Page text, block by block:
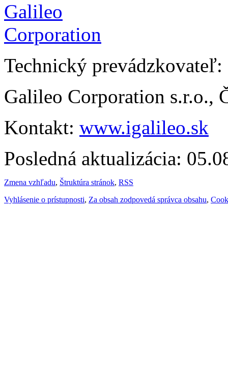
Technický prevádzkovateľ:
Galileo Corporation s.r.o.,
Kontakt: www.igalileo.sk
Posledná aktualizácia:
Zmena vzhľadu, Štruktúra stránok, RSS
Vyhlásenie o prístupnosti, Za obsah zodpovedá správca obsahu,